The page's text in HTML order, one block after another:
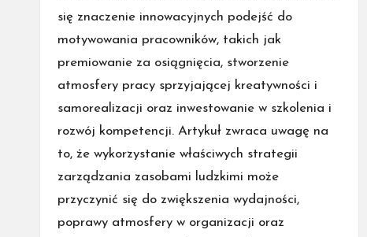
się znaczenie innowacyjnych podejść do
motywowania pracowników, takich jak
premiowanie za osiągnięcia, stworzenie
atmosfery pracy sprzyjającej kreatywności i
samorealizacji oraz inwestowanie w szkolenia i
rozwój kompetencji. Artykuł zwraca uwagę na
to, że wykorzystanie właściwych strategii
zarządzania zasobami ludzkimi może
przyczynić się do zwiększenia wydajności,
poprawy atmosfery w organizacji oraz